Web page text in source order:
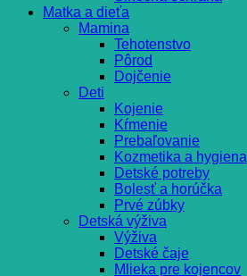
Matka a dieťa
Mamina
Tehotenstvo
Pôrod
Dojčenie
Deti
Kojenie
Kŕmenie
Prebaľovanie
Kozmetika a hygiena
Detské potreby
Bolesť a horúčka
Prvé zúbky
Detská výživa
Výživa
Detské čaje
Mlieka pre kojencov